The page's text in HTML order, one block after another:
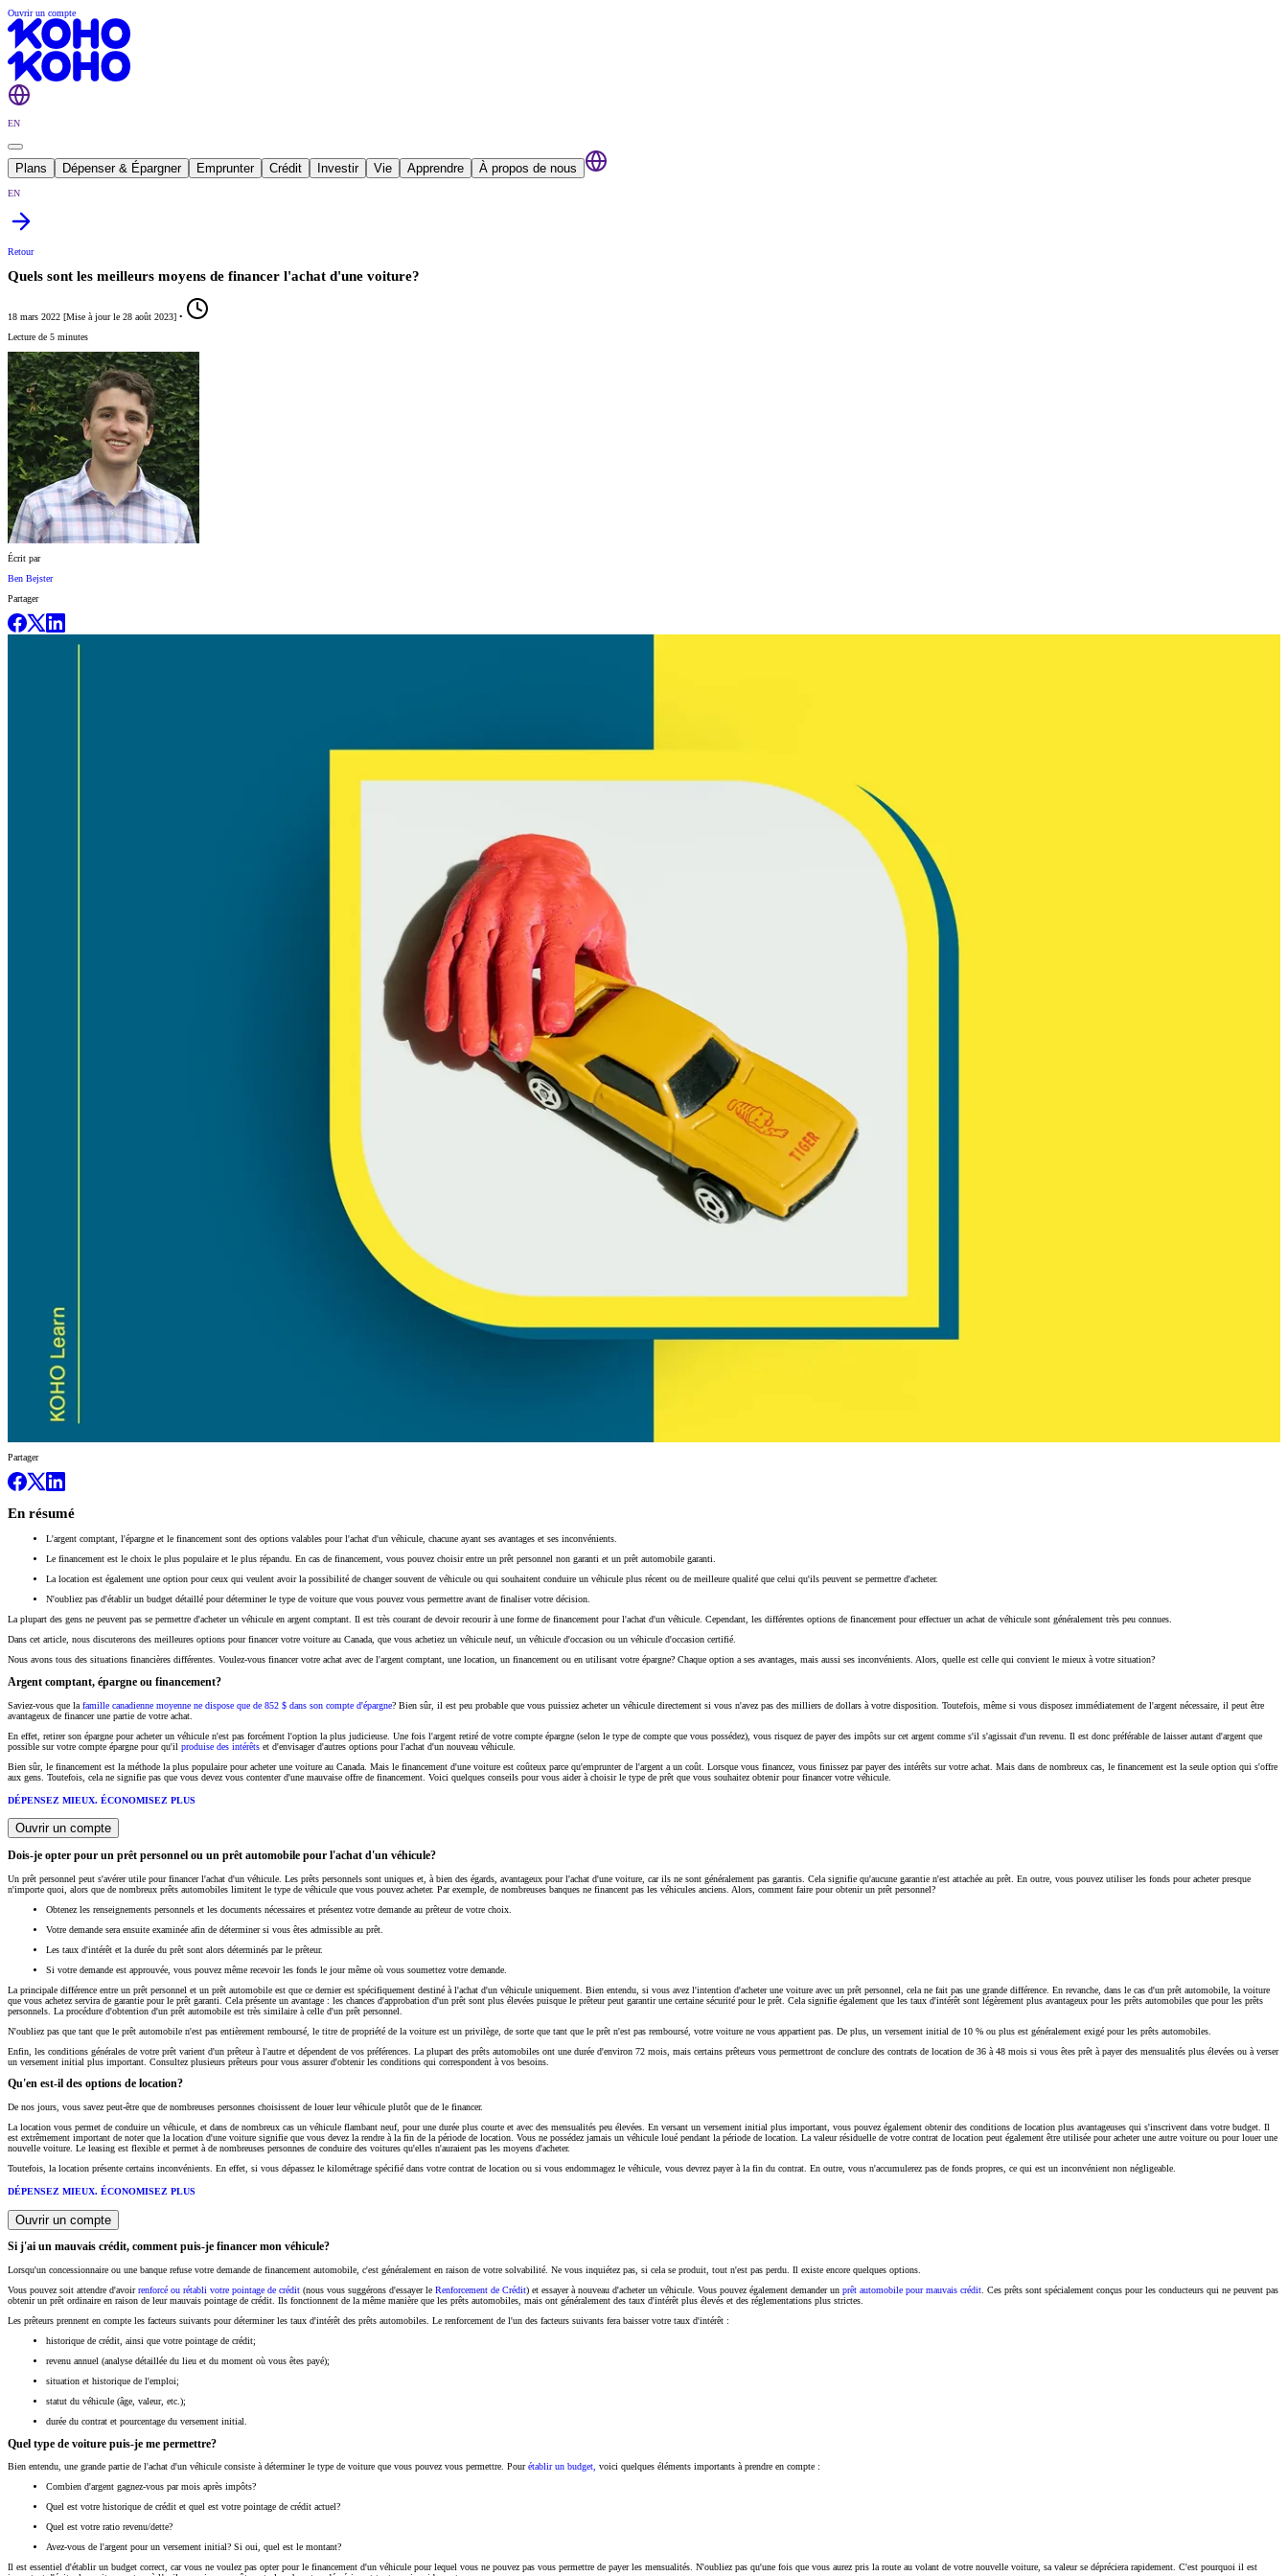
Ouvrir un compte
EN
Plans Dépenser & Épargner Emprunter Crédit Investir Vie Apprendre À propos de nous
EN
Retour
Quels sont les meilleurs moyens de financer l'achat d'une voiture?
18 mars 2022 [Mise à jour le 28 août 2023] •
Lecture de 5 minutes
Écrit par
Ben Bejster
Partager
Partager
En résumé
L'argent comptant, l'épargne et le financement sont des options valables pour l'achat d'un véhicule, chacune ayant ses avantages et ses inconvénients.
Le financement est le choix le plus populaire et le plus répandu. En cas de financement, vous pouvez choisir entre un prêt personnel non garanti et un prêt automobile garanti.
La location est également une option pour ceux qui veulent avoir la possibilité de changer souvent de véhicule ou qui souhaitent conduire un véhicule plus récent ou de meilleure qualité que celui qu'ils peuvent se permettre d'acheter.
N'oubliez pas d'établir un budget détaillé pour déterminer le type de voiture que vous pouvez vous permettre avant de finaliser votre décision.
La plupart des gens ne peuvent pas se permettre d'acheter un véhicule en argent comptant. Il est très courant de devoir recourir à une forme de financement pour l'achat d'un véhicule. Cependant, les différentes options de financement pour effectuer un achat de véhicule sont généralement très peu connues.
Dans cet article, nous discuterons des meilleures options pour financer votre voiture au Canada, que vous achetiez un véhicule neuf, un véhicule d'occasion ou un véhicule d'occasion certifié.
Nous avons tous des situations financières différentes. Voulez-vous financer votre achat avec de l'argent comptant, une location, un financement ou en utilisant votre épargne? Chaque option a ses avantages, mais aussi ses inconvénients. Alors, quelle est celle qui convient le mieux à votre situation?
Argent comptant, épargne ou financement?
Saviez-vous que la famille canadienne moyenne ne dispose que de 852 $ dans son compte d'épargne? Bien sûr, il est peu probable que vous puissiez acheter un véhicule directement si vous n'avez pas des milliers de dollars à votre disposition. Toutefois, même si vous disposez immédiatement de l'argent nécessaire, il peut être
avantageux de financer une partie de votre achat.
En effet, retirer son épargne pour acheter un véhicule n'est pas forcément l'option la plus judicieuse. Une fois l'argent retiré de votre compte épargne (selon le type de compte que vous possédez), vous risquez de payer des impôts sur cet argent comme s'il s'agissait d'un revenu. Il est donc préférable de laisser autant d'argent que
possible sur votre compte épargne pour qu'il produise des intérêts et d'envisager d'autres options pour l'achat d'un nouveau véhicule.
Bien sûr, le financement est la méthode la plus populaire pour acheter une voiture au Canada. Mais le financement d'une voiture est coûteux parce qu'emprunter de l'argent a un coût. Lorsque vous financez, vous finissez par payer des intérêts sur votre achat. Mais dans de nombreux cas, le financement est la seule option qui s'offre
aux gens. Toutefois, cela ne signifie pas que vous devez vous contenter d'une mauvaise offre de financement. Voici quelques conseils pour vous aider à choisir le type de prêt que vous souhaitez obtenir pour financer votre véhicule.
DÉPENSEZ MIEUX. ÉCONOMISEZ PLUS
Ouvrir un compte
Dois-je opter pour un prêt personnel ou un prêt automobile pour l'achat d'un véhicule?
Un prêt personnel peut s'avérer utile pour financer l'achat d'un véhicule. Les prêts personnels sont uniques et, à bien des égards, avantageux pour l'achat d'une voiture, car ils ne sont généralement pas garantis. Cela signifie qu'aucune garantie n'est attachée au prêt. En outre, vous pouvez utiliser les fonds pour acheter presque
n'importe quoi, alors que de nombreux prêts automobiles limitent le type de véhicule que vous pouvez acheter. Par exemple, de nombreuses banques ne financent pas les véhicules anciens. Alors, comment faire pour obtenir un prêt personnel?
Obtenez les renseignements personnels et les documents nécessaires et présentez votre demande au prêteur de votre choix.
Votre demande sera ensuite examinée afin de déterminer si vous êtes admissible au prêt.
Les taux d'intérêt et la durée du prêt sont alors déterminés par le prêteur.
Si votre demande est approuvée, vous pouvez même recevoir les fonds le jour même où vous soumettez votre demande.
La principale différence entre un prêt personnel et un prêt automobile est que ce dernier est spécifiquement destiné à l'achat d'un véhicule uniquement. Bien entendu, si vous avez l'intention d'acheter une voiture avec un prêt personnel, cela ne fait pas une grande différence. En revanche, dans le cas d'un prêt automobile, la voiture
que vous achetez servira de garantie pour le prêt garanti. Cela présente un avantage : les chances d'approbation d'un prêt sont plus élevées puisque le prêteur peut garantir une certaine sécurité pour le prêt. Cela signifie également que les taux d'intérêt sont légèrement plus avantageux pour les prêts automobiles que pour les prêts
personnels. La procédure d'obtention d'un prêt automobile est très similaire à celle d'un prêt personnel.
N'oubliez pas que tant que le prêt automobile n'est pas entièrement remboursé, le titre de propriété de la voiture est un privilège, de sorte que tant que le prêt n'est pas remboursé, votre voiture ne vous appartient pas. De plus, un versement initial de 10 % ou plus est généralement exigé pour les prêts automobiles.
Enfin, les conditions générales de votre prêt varient d'un prêteur à l'autre et dépendent de vos préférences. La plupart des prêts automobiles ont une durée d'environ 72 mois, mais certains prêteurs vous permettront de conclure des contrats de location de 36 à 48 mois si vous êtes prêt à payer des mensualités plus élevées ou à verser
un versement initial plus important. Consultez plusieurs prêteurs pour vous assurer d'obtenir les conditions qui correspondent à vos besoins.
Qu'en est-il des options de location?
De nos jours, vous savez peut-être que de nombreuses personnes choisissent de louer leur véhicule plutôt que de le financer.
La location vous permet de conduire un véhicule, et dans de nombreux cas un véhicule flambant neuf, pour une durée plus courte et avec des mensualités peu élevées. En versant un versement initial plus important, vous pouvez également obtenir des conditions de location plus avantageuses qui s'inscrivent dans votre budget. Il
est extrêmement important de noter que la location d'une voiture signifie que vous devez la rendre à la fin de la période de location. Vous ne possédez jamais un véhicule loué pendant la période de location. La valeur résiduelle de votre contrat de location peut également être utilisée pour acheter une autre voiture ou pour louer une
nouvelle voiture. Le leasing est flexible et permet à de nombreuses personnes de conduire des voitures qu'elles n'auraient pas les moyens d'acheter.
Toutefois, la location présente certains inconvénients. En effet, si vous dépassez le kilométrage spécifié dans votre contrat de location ou si vous endommagez le véhicule, vous devrez payer à la fin du contrat. En outre, vous n'accumulerez pas de fonds propres, ce qui est un inconvénient non négligeable.
DÉPENSEZ MIEUX. ÉCONOMISEZ PLUS
Ouvrir un compte
Si j'ai un mauvais crédit, comment puis-je financer mon véhicule?
Lorsqu'un concessionnaire ou une banque refuse votre demande de financement automobile, c'est généralement en raison de votre solvabilité. Ne vous inquiétez pas, si cela se produit, tout n'est pas perdu. Il existe encore quelques options.
Vous pouvez soit attendre d'avoirrenforcé ou rétabli votre pointage de crédit (nous vous suggérons d'essayer le Renforcement de Crédit) et essayer à nouveau d'acheter un véhicule. Vous pouvez également demander un prêt automobile pour mauvais crédit . Ces prêts sont spécialement conçus pour les conducteurs qui ne peuvent pas
obtenir un prêt ordinaire en raison de leur mauvais pointage de crédit. Ils fonctionnent de la même manière que les prêts automobiles, mais ont généralement des taux d'intérêt plus élevés et des réglementations plus strictes.
Les prêteurs prennent en compte les facteurs suivants pour déterminer les taux d'intérêt des prêts automobiles. Le renforcement de l'un des facteurs suivants fera baisser votre taux d'intérêt :
historique de crédit, ainsi que votre pointage de crédit;
revenu annuel (analyse détaillée du lieu et du moment où vous êtes payé);
situation et historique de l'emploi;
statut du véhicule (âge, valeur, etc.);
durée du contrat et pourcentage du versement initial.
Quel type de voiture puis-je me permettre?
Bien entendu, une grande partie de l'achat d'un véhicule consiste à déterminer le type de voiture que vous pouvez vous permettre. Pourétablir un budget, voici quelques éléments importants à prendre en compte :
Combien d'argent gagnez-vous par mois après impôts?
Quel est votre historique de crédit et quel est votre pointage de crédit actuel?
Quel est votre ratio revenu/dette?
Avez-vous de l'argent pour un versement initial? Si oui, quel est le montant?
Il est essentiel d'établir un budget correct, car vous ne voulez pas opter pour le financement d'un véhicule pour lequel vous ne pouvez pas vous permettre de payer les mensualités. N'oubliez pas qu'une fois que vous aurez pris la route au volant de votre nouvelle voiture, sa valeur se dépréciera rapidement. C'est pourquoi il est